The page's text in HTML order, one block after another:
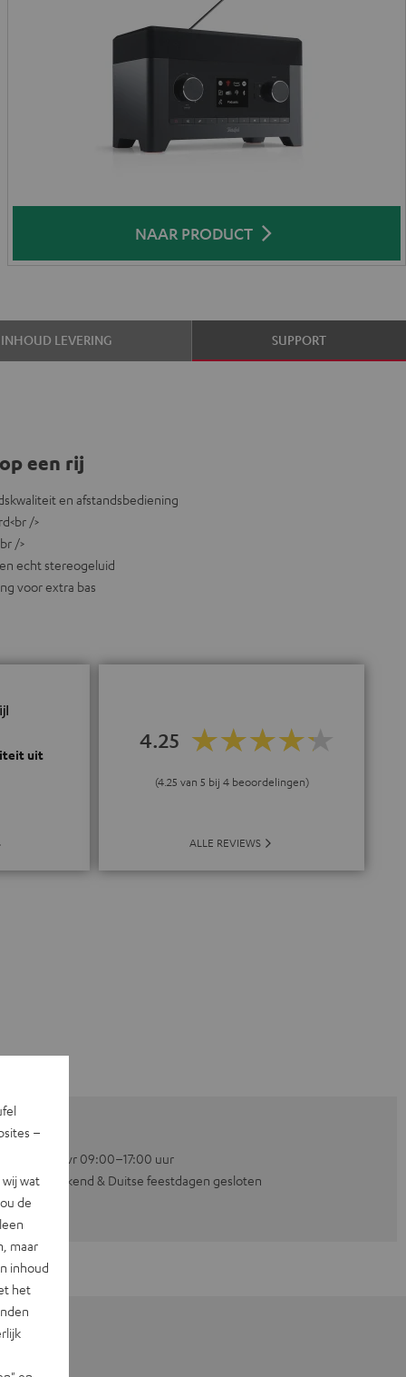
NAAR PRODUCT
INHOUD LEVERING SUPPORT
een rij
en afstandsbediening
/>
/>
echt stereogeluid
voor extra bas
uit
4.25
(4.25 van 5 bij 4 beoordelingen)
ALLE REVIEWS
Ma–vr 09:00–17:00 uur
Weekend & Duitse feestdagen gesloten
–
wat
de
maar
inhoud
het